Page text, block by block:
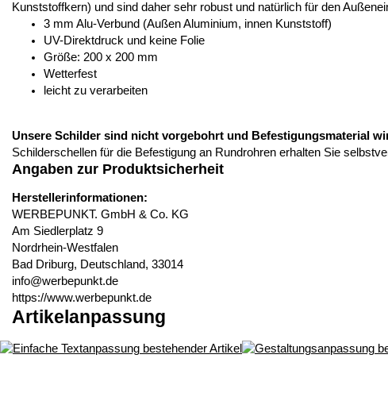
Kunststoffkern) und sind daher sehr robust und natürlich für den
3 mm Alu-Verbund (Außen Aluminium, innen Kunststoff)
UV-Direktdruck und keine Folie
Größe: 200 x 200 mm
Wetterfest
leicht zu verarbeiten
Unsere Schilder sind nicht vorgebohrt und Befestigungsmaterial
Schilderschellen für die Befestigung an Rundrohren erhalten Sie
Angaben zur Produktsicherheit
Herstellerinformationen:
WERBEPUNKT. GmbH & Co. KG
Am Siedlerplatz 9
Nordrhein-Westfalen
Bad Driburg, Deutschland, 33014
info@werbepunkt.de
https://www.werbepunkt.de
Artikelanpassung